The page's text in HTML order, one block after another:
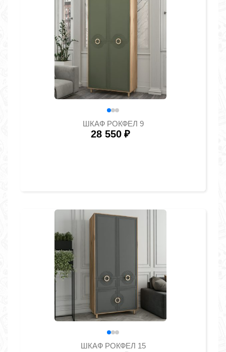
ШКАФ РОКФЕЛ 9
28 550 ₽
ШКАФ РОКФЕЛ 15